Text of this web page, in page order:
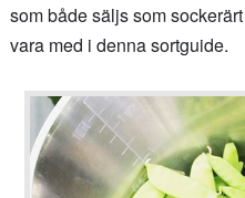
som både säljs som
vara med i denna sortguide.